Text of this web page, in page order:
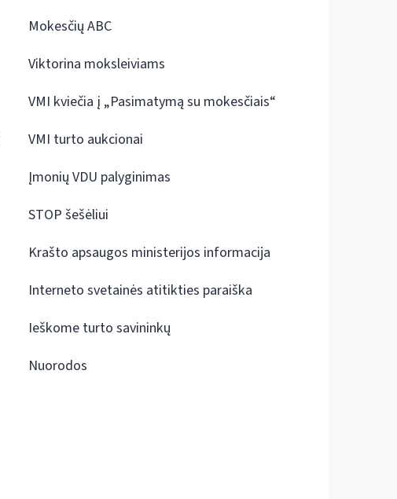
Mokesčių ABC
Viktorina moksleiviams
VMI kviečia į „Pasimatymą su mokesčiais“
VMI turto aukcionai
Įmonių VDU palyginimas
STOP šešėliui
Krašto apsaugos ministerijos informacija
Interneto svetainės atitikties paraiška
Ieškome turto savininkų
Nuorodos